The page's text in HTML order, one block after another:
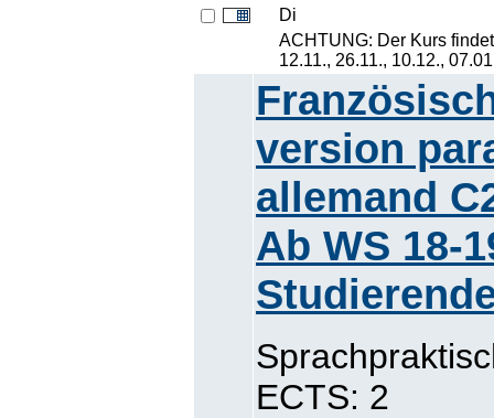
Di
ACHTUNG: Der Kurs
12.11., 26.11., 10.12.,
version
allemand
Ab WS 18-
ECTS: 2